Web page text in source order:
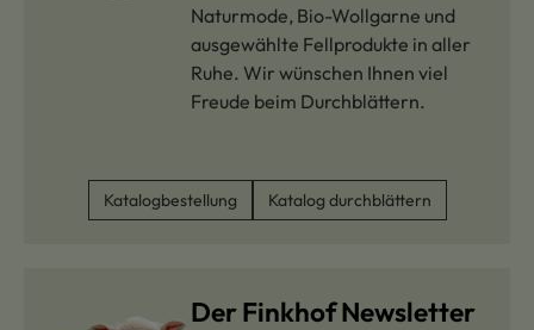
Naturmode, Bio-Wollgarne und
ausgewählte Fellprodukte in aller
Ruhe. Wir wünschen Ihnen viel
Freude beim Durchblättern.
Katalogbestellung Katalog durchblättern
Der Finkhof Newsletter